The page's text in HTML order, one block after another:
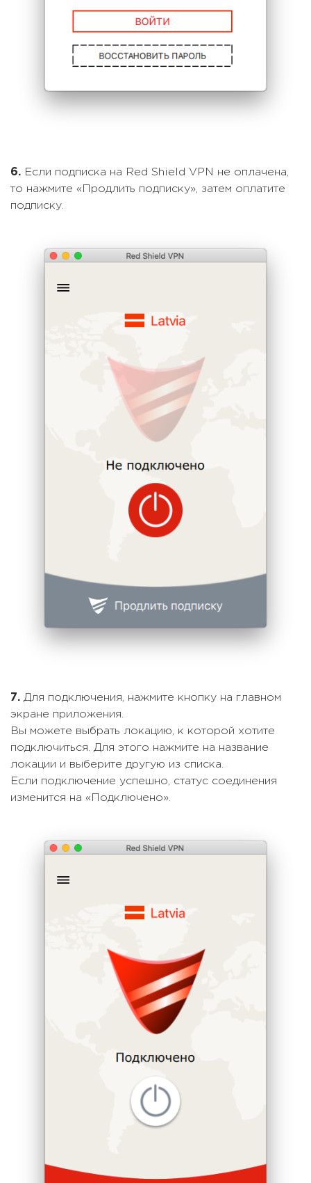
6. Если подписка на Red Shield VPN не оплачена,
то нажмите «Продлить подписку», затем оплатите
подписку.
7. Для подключения, нажмите кнопку на главном
экране приложения.
Вы можете выбрать локацию, к которой хотите
подключиться. Для этого нажмите на название
локации и выберите другую из списка.
Если подключение успешно, статус соединения
изменится на «Подключено».